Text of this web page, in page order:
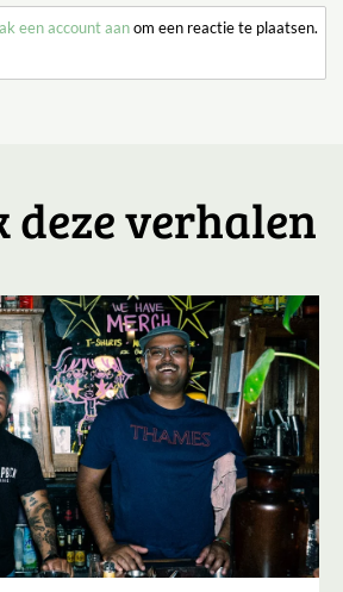
een account aanom een reactie te plaatsen.
deze verhalen